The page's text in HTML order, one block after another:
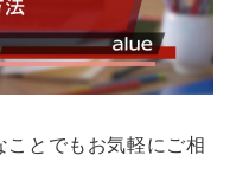
とでもお気軽にご相